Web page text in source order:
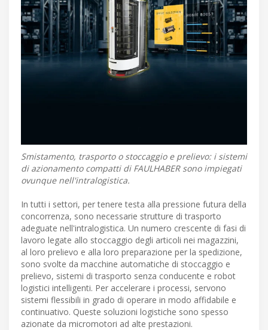
Smistamento, trasporto o stoccaggio e prelievo: i sistemi
di azionamento compatti di FAULHABER sono impiegati
ovunque nell'intralogistica.
In tutti i settori, per tenere testa alla pressione futura della
concorrenza, sono necessarie strutture di trasporto
adeguate nell'intralogistica. Un numero crescente di fasi di
lavoro legate allo stoccaggio degli articoli nei magazzini,
al loro prelievo e alla loro preparazione per la spedizione,
sono svolte da macchine automatiche di stoccaggio e
prelievo, sistemi di trasporto senza conducente e robot
logistici intelligenti. Per accelerare i processi, servono
sistemi flessibili in grado di operare in modo affidabile e
continuativo. Queste soluzioni logistiche sono spesso
azionate da micromotori ad alte prestazioni.